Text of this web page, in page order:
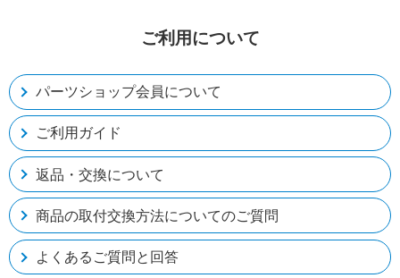
ご利用について
パーツショップ会員について
ご利用ガイド
返品・交換について
商品の取付交換方法についてのご質問
よくあるご質問と回答